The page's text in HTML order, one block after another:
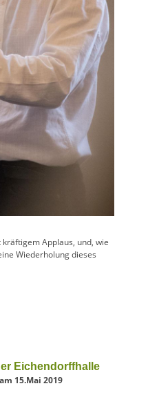
Applaus, und, wie
Wiederholung dieses
Eichendorffhalle
15.Mai 2019